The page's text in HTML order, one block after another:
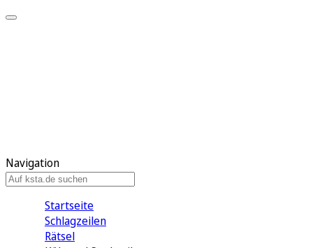
Navigation
Startseite
Schlagzeilen
Rätsel